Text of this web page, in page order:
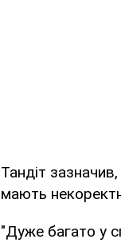
Тандіт
мають
"Дуже багато у